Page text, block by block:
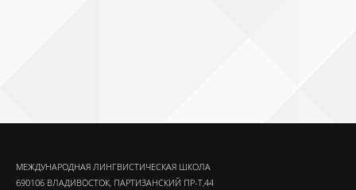
МЕЖДУНАРОДНАЯ ЛИНГВИСТИЧЕСКАЯ ШКОЛА
690106 ВЛАДИВОСТОК, ПАРТИЗАНСКИЙ ПР-Т,44